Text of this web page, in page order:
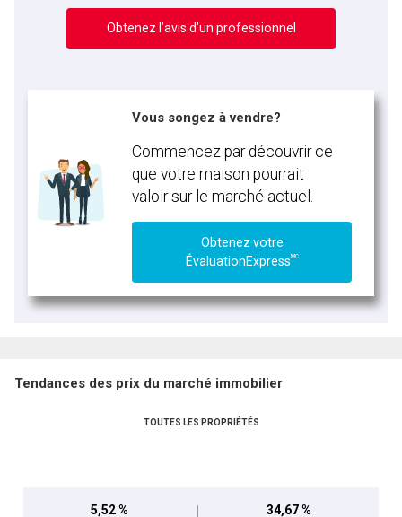
Obtenez l’avis d’un professionnel
Vous songez à vendre?
Commencez par découvrir ce
que votre maison pourrait
valoir sur le marché actuel.
Obtenez votre
ÉvaluationExpressMC
Tendances des prix du marché immobilier
TOUTES LES PROPRIÉTÉS
5,52 % 34,67 %